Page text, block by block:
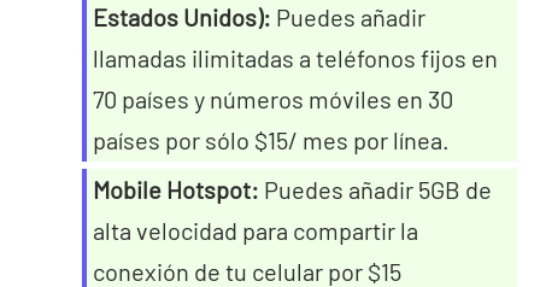
Estados Unidos): Puedes añadir
llamadas ilimitadas a teléfonos fijos en
70 países y números móviles en 30
países por sólo $15/ mes por línea.
Mobile Hotspot: Puedes añadir 5GB de
alta velocidad para compartir la
conexión de tu celular por $15